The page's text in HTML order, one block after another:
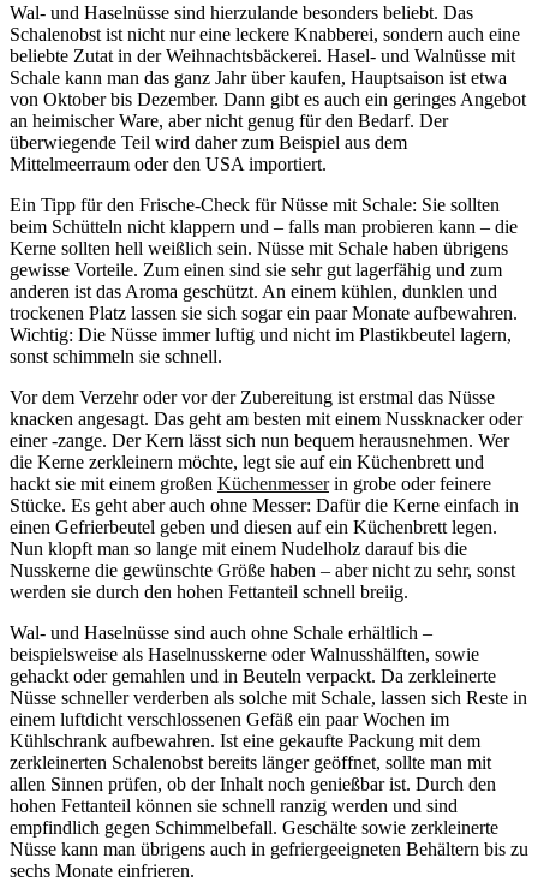
Wal- und Haselnüsse sind hierzulande besonders beliebt. Das
Schalenobst ist nicht nur eine leckere Knabberei, sondern auch eine
beliebte Zutat in der Weihnachtsbäckerei. Hasel- und Walnüsse mit
Schale kann man das ganz Jahr über kaufen, Hauptsaison ist etwa
von Oktober bis Dezember. Dann gibt es auch ein geringes Angebot
an heimischer Ware, aber nicht genug für den Bedarf. Der
überwiegende Teil wird daher zum Beispiel aus dem
Mittelmeerraum oder den USA importiert.
Ein Tipp für den Frische-Check für Nüsse mit Schale: Sie sollten
beim Schütteln nicht klappern und – falls man probieren kann – die
Kerne sollten hell weißlich sein. Nüsse mit Schale haben übrigens
gewisse Vorteile. Zum einen sind sie sehr gut lagerfähig und zum
anderen ist das Aroma geschützt. An einem kühlen, dunklen und
trockenen Platz lassen sie sich sogar ein paar Monate aufbewahren.
Wichtig: Die Nüsse immer luftig und nicht im Plastikbeutel lagern,
sonst schimmeln sie schnell.
Vor dem Verzehr oder vor der Zubereitung ist erstmal das Nüsse
knacken angesagt. Das geht am besten mit einem Nussknacker oder
einer -zange. Der Kern lässt sich nun bequem herausnehmen. Wer
die Kerne zerkleinern möchte, legt sie auf ein Küchenbrett und
hackt sie mit einem großen Küchenmesserin grobe oder feinere
Stücke. Es geht aber auch ohne Messer: Dafür die Kerne einfach in
einen Gefrierbeutel geben und diesen auf ein Küchenbrett legen.
Nun klopft man so lange mit einem Nudelholz darauf bis die
Nusskerne die gewünschte Größe haben – aber nicht zu sehr, sonst
werden sie durch den hohen Fettanteil schnell breiig.
Wal- und Haselnüsse sind auch ohne Schale erhältlich –
beispielsweise als Haselnusskerne oder Walnusshälften, sowie
gehackt oder gemahlen und in Beuteln verpackt. Da zerkleinerte
Nüsse schneller verderben als solche mit Schale, lassen sich Reste in
einem luftdicht verschlossenen Gefäß ein paar Wochen im
Kühlschrank aufbewahren. Ist eine gekaufte Packung mit dem
zerkleinerten Schalenobst bereits länger geöffnet, sollte man mit
allen Sinnen prüfen, ob der Inhalt noch genießbar ist. Durch den
hohen Fettanteil können sie schnell ranzig werden und sind
empfindlich gegen Schimmelbefall. Geschälte sowie zerkleinerte
Nüsse kann man übrigens auch in gefriergeeigneten Behältern bis zu
sechs Monate einfrieren.